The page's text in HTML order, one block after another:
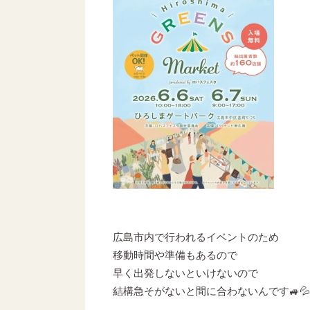
広島市内で行われるイベントのため
移動時間や準備もあるので
早く出発しないといけないので
結構急そがないと間に合わないんです🚙💦